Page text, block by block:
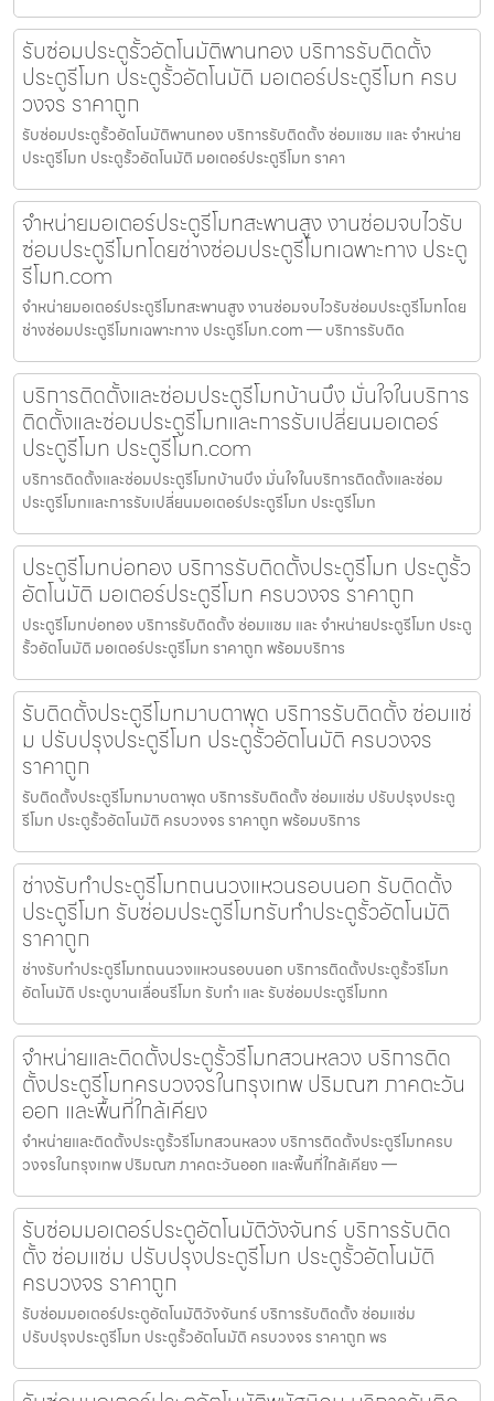
รับซ่อมประตูรั้วอัตโนมัติพานทอง บริการรับติดตั้ง
ประตูรีโมท ประตูรั้วอัตโนมัติ มอเตอร์ประตูรีโมท ครบ
วงจร ราคาถูก
รับซ่อมประตูรั้วอัตโนมัติพานทอง บริการรับติดตั้ง ซ่อมแซม และ จำหน่าย
ประตูรีโมท ประตูรั้วอัตโนมัติ มอเตอร์ประตูรีโมท ราคา
จำหน่ายมอเตอร์ประตูรีโมทสะพานสูง งานซ่อมจบไวรับ
ซ่อมประตูรีโมทโดยช่างซ่อมประตูรีโมทเฉพาะทาง ประตู
รีโมท.com
จำหน่ายมอเตอร์ประตูรีโมทสะพานสูง งานซ่อมจบไวรับซ่อมประตูรีโมทโดย
ช่างซ่อมประตูรีโมทเฉพาะทาง ประตูรีโมท.com — บริการรับติด
บริการติดตั้งและซ่อมประตูรีโมทบ้านบึง มั่นใจในบริการ
ติดตั้งและซ่อมประตูรีโมทและการรับเปลี่ยนมอเตอร์
ประตูรีโมท ประตูรีโมท.com
บริการติดตั้งและซ่อมประตูรีโมทบ้านบึง มั่นใจในบริการติดตั้งและซ่อม
ประตูรีโมทและการรับเปลี่ยนมอเตอร์ประตูรีโมท ประตูรีโมท
ประตูรีโมทบ่อทอง บริการรับติดตั้งประตูรีโมท ประตูรั้ว
อัตโนมัติ มอเตอร์ประตูรีโมท ครบวงจร ราคาถูก
ประตูรีโมทบ่อทอง บริการรับติดตั้ง ซ่อมแซม และ จำหน่ายประตูรีโมท ประตู
รั้วอัตโนมัติ มอเตอร์ประตูรีโมท ราคาถูก พร้อมบริการ
รับติดตั้งประตูรีโมทมาบตาพุด บริการรับติดตั้ง ซ่อมแซ่
ม ปรับปรุงประตูรีโมท ประตูรั้วอัตโนมัติ ครบวงจร
ราคาถูก
รับติดตั้งประตูรีโมทมาบตาพุด บริการรับติดตั้ง ซ่อมแซ่ม ปรับปรุงประตู
รีโมท ประตูรั้วอัตโนมัติ ครบวงจร ราคาถูก พร้อมบริการ
ช่างรับทำประตูรีโมทถนนวงแหวนรอบนอก รับติดตั้ง
ประตูรีโมท รับซ่อมประตูรีโมทรับทำประตูรั้วอัตโนมัติ
ราคาถูก
ช่างรับทำประตูรีโมทถนนวงแหวนรอบนอก บริการติดตั้งประตูรั้วรีโมท
อัตโนมัติ ประตูบานเลื่อนรีโมท รับทำ และ รับซ่อมประตูรีโมทท
จำหน่ายและติดตั้งประตูรั้วรีโมทสวนหลวง บริการติด
ตั้งประตูรีโมทครบวงจรในกรุงเทพ ปริมณฑ ภาคตะวัน
ออก และพื้นที่ใกล้เคียง
จำหน่ายและติดตั้งประตูรั้วรีโมทสวนหลวง บริการติดตั้งประตูรีโมทครบ
วงจรในกรุงเทพ ปริมณฑ ภาคตะวันออก และพื้นที่ใกล้เคียง —
รับซ่อมมอเตอร์ประตูอัตโนมัติวังจันทร์ บริการรับติด
ตั้ง ซ่อมแซ่ม ปรับปรุงประตูรีโมท ประตูรั้วอัตโนมัติ
ครบวงจร ราคาถูก
รับซ่อมมอเตอร์ประตูอัตโนมัติวังจันทร์ บริการรับติดตั้ง ซ่อมแซ่ม
ปรับปรุงประตูรีโมท ประตูรั้วอัตโนมัติ ครบวงจร ราคาถูก พร